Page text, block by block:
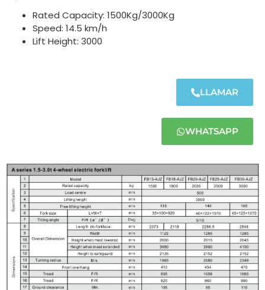
Rated Capacity: 1500Kg/3000Kg
Speed: 14.5 km/h
Lift Height: 3000
LLAMAR
WHATSAPP